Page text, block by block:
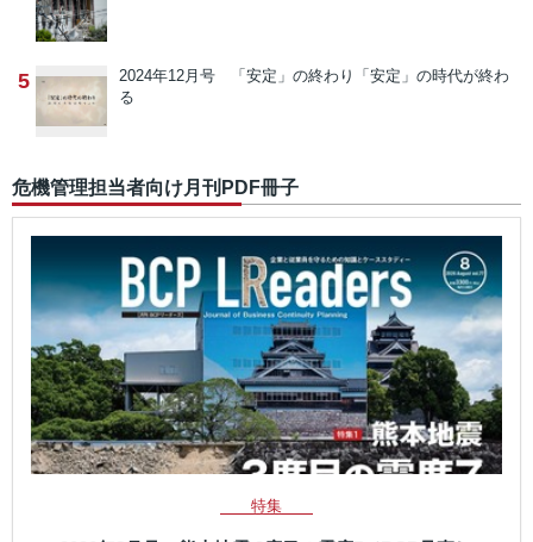
5 2024年12月号 「安定」の終わり
「安定」の時代が終わ
る
危機管理担当者向け月刊PDF冊子
特集